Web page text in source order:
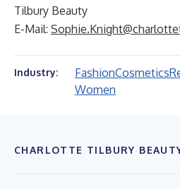
Tilbury Beauty
E-Mail:
Industry: FashionCosmetics
Women
CHARLOTTE TILBURY